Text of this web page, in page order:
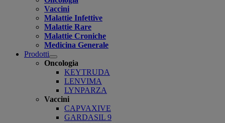
Vaccini
Malattie Infettive
Malattie Rare
Malattie Croniche
Medicina Generale
Prodotti
Open
submenu
Oncologia
KEYTRUDA
LENVIMA
LYNPARZA
Vaccini
CAPVAXIVE
GARDASIL 9